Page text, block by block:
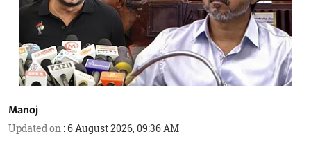
Manoj
Updated on :6 August 2026, 09:36 AM